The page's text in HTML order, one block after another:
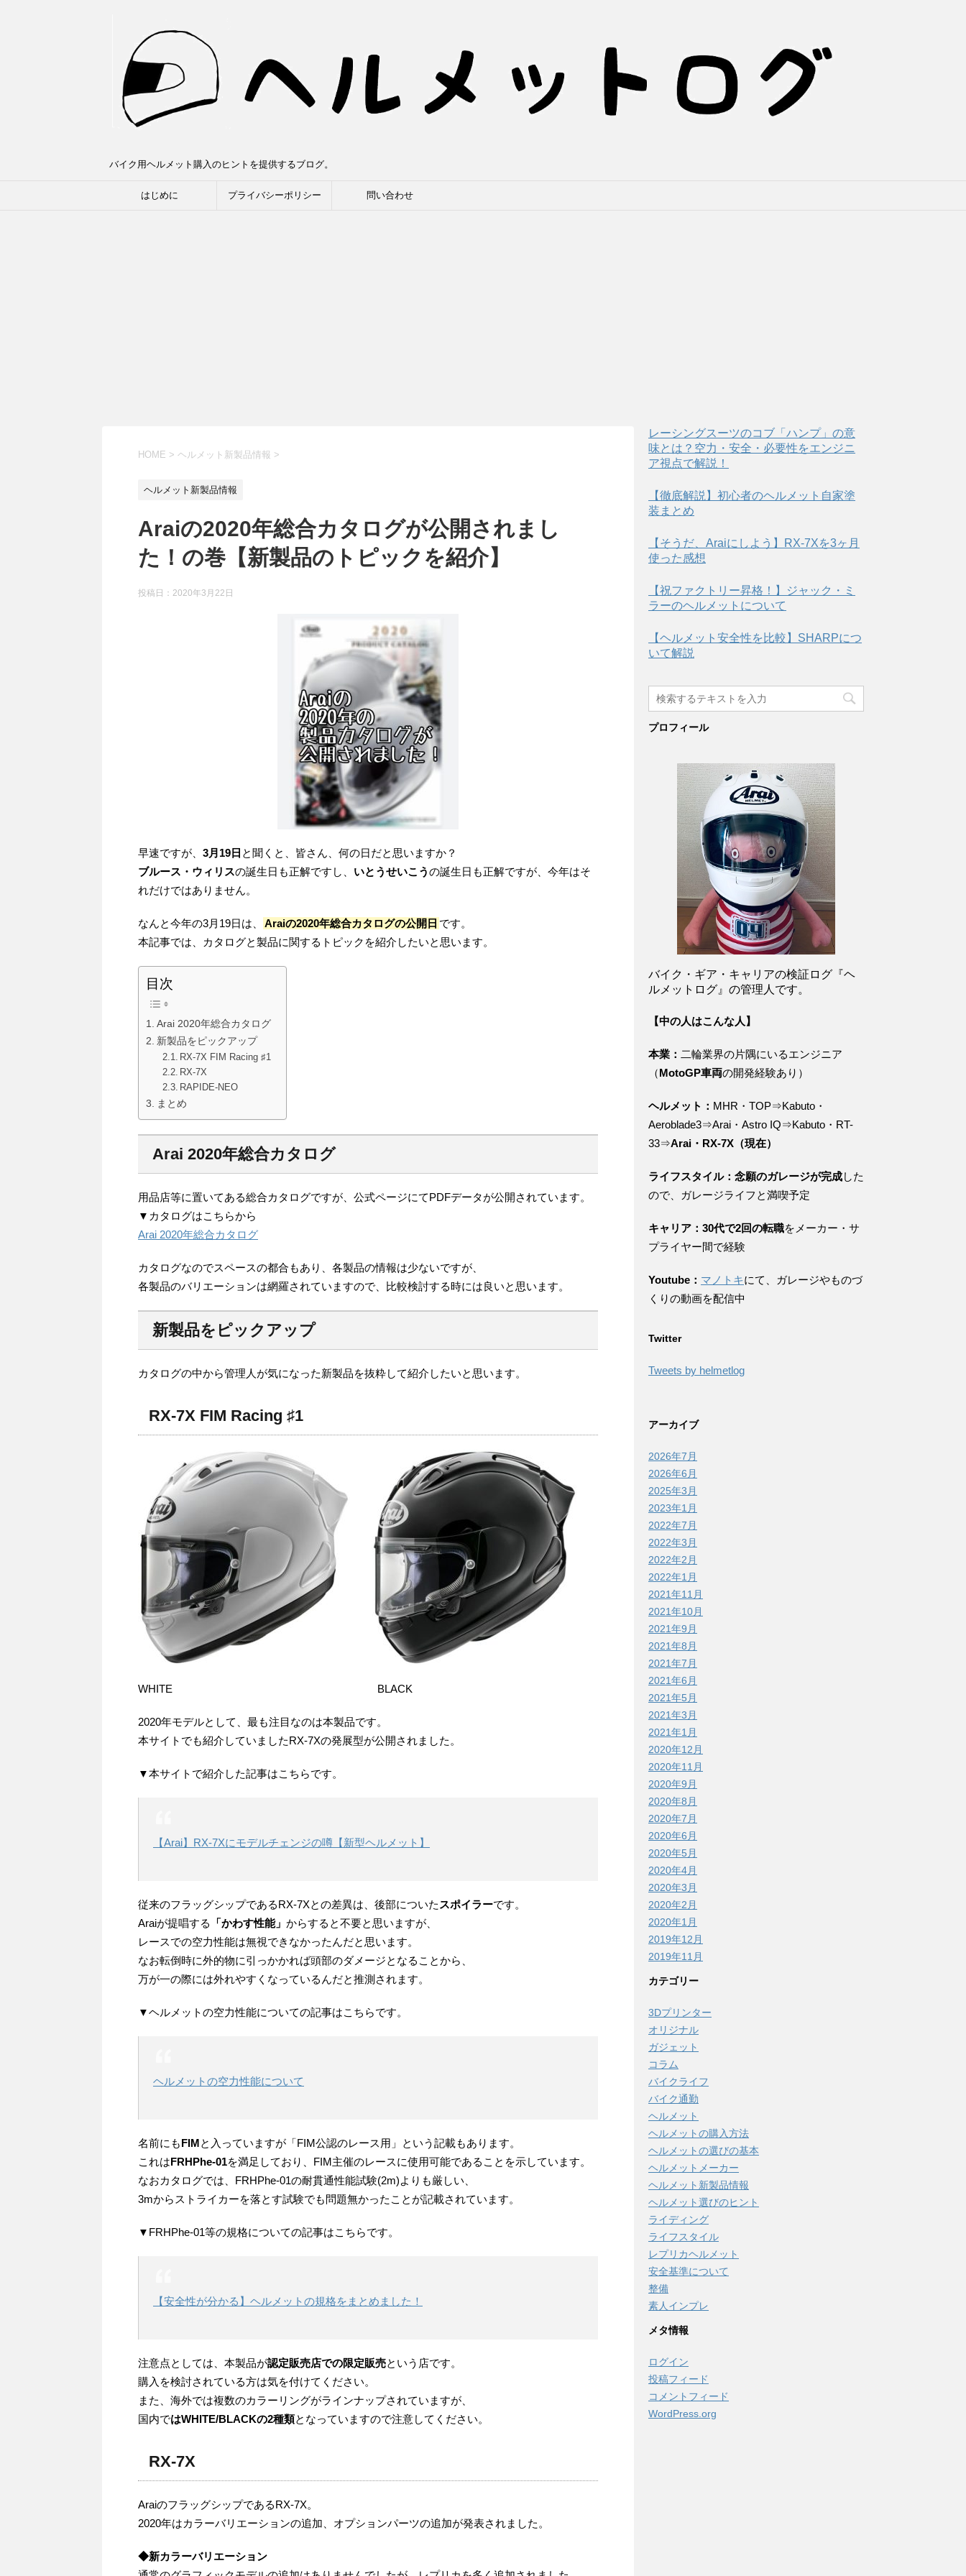
バイク用ヘルメット購入のヒントを提供するブログ。
はじめに プライバシーポリシー 問い合わせ
HOME > ヘルメット新製品情報 >
ヘルメット新製品情報
Araiの2020年総合カタログが公開されまし
た！の巻【新製品のトピックを紹介】
投稿日： 2020年3月22日
早速ですが、 3月19日 と聞くと、皆さん、何の日だと思いますか？
ブルース・ウィリスの誕生日も正解ですし、 いとうせいこうの誕生日も正解ですが、今年はそ
れだけではありません。
なんと今年の3月19日は、 Araiの2020年総合カタログの公開日 です。
本記事では、カタログと製品に関するトピックを紹介したいと思います。
目次
Arai 2020年総合カタログ
新製品をピックアップ
RX-7X FIM Racing ♯1
RX-7X
RAPIDE-NEO
まとめ
Arai 2020年総合カタログ
用品店等に置いてある総合カタログですが、公式ページにてPDFデータが公開されています。
▼カタログはこちらから
Arai 2020年総合カタログ
カタログなのでスペースの都合もあり、各製品の情報は少ないですが、
各製品のバリエーションは網羅されていますので、比較検討する時には良いと思います。
新製品をピックアップ
カタログの中から管理人が気になった新製品を抜粋して紹介したいと思います。
RX-7X FIM Racing ♯1
WHITE BLACK
2020年モデルとして、最も注目なのは本製品です。
本サイトでも紹介していましたRX-7Xの発展型が公開されました。
▼本サイトで紹介した記事はこちらです。
【Arai】RX-7Xにモデルチェンジの噂【新型ヘルメット】
従来のフラッグシップであるRX-7Xとの差異は、後部についた スポイラーです。
Araiが提唱する
「かわす性能」 からすると不要と思いますが、
レースでの空力性能は無視できなかったんだと思います。
なお転倒時に外的物に引っかかれば頭部のダメージとなることから、
万が一の際には外れやすくなっているんだと推測されます。
▼ヘルメットの空力性能についての記事はこちらです。
ヘルメットの空力性能について
名前にもFIMと入っていますが「FIM公認のレース用」という記載もあります。
これはFRHPhe-01を満足しており、FIM主催のレースに使用可能であることを示しています。
なおカタログでは、FRHPhe-01の耐貫通性能試験(2m)よりも厳しい、
3mからストライカーを落とす試験でも問題無かったことが記載されています。
▼FRHPhe-01等の規格についての記事はこちらです。
【安全性が分かる】ヘルメットの規格をまとめました！
注意点としては、本製品が認定販売店での限定販売という店です。
購入を検討されている方は気を付けてください。
また、海外では複数のカラーリングがラインナップされていますが、
国内ではWHITE/BLACKの2種類となっていますので注意してください。
RX-7X
AraiのフラッグシップであるRX-7X。
2020年はカラーバリエーションの追加、オプションパーツの追加が発表されました。
◆新カラーバリエーション
レーシングスーツのコブ「ハンプ」の意
味とは？空力・安全・必要性をエンジニ
ア視点で解説！
【徹底解説】初心者のヘルメット自家塗
装まとめ
【そうだ、Araiにしよう】RX-7Xを3ヶ月
使った感想
【祝ファクトリー昇格！】ジャック・ミ
ラーのヘルメットについて
【ヘルメット安全性を比較】SHARPにつ
いて解説
プロフィール
バイク・ギア・キャリアの検証ログ『ヘ
ルメットログ』の管理人です。
【中の人はこんな人】
本業： 二輪業界の片隅にいるエンジニア
（MotoGP車両の開発経験あり）
ヘルメット： MHR・TOP⇒Kabuto・
Aeroblade3⇒Arai・Astro IQ⇒Kabuto・RT-
33⇒Arai・RX-7X（現在）
ライフスタイル：念願のガレージが完成した
ので、ガレージライフと満喫予定
キャリア：30代で2回の転職をメーカー・サ
プライヤー間で経験
Youtube： マノトキにて、ガレージやものづ
くりの動画を配信中
Twitter
Tweets by helmetlog
アーカイブ
2026年7月
2026年6月
2025年3月
2023年1月
2022年7月
2022年3月
2022年2月
2022年1月
2021年11月
2021年10月
2021年9月
2021年8月
2021年7月
2021年6月
2021年5月
2021年3月
2021年1月
2020年12月
2020年11月
2020年9月
2020年8月
2020年7月
2020年6月
2020年5月
2020年4月
2020年3月
2020年2月
2020年1月
2019年12月
2019年11月
カテゴリー
3Dプリンター
オリジナル
ガジェット
コラム
バイクライフ
バイク通勤
ヘルメット
ヘルメットの購入方法
ヘルメットの選びの基本
ヘルメットメーカー
ヘルメット新製品情報
ヘルメット選びのヒント
ライディング
ライフスタイル
レプリカヘルメット
安全基準について
整備
素人インプレ
メタ情報
ログイン
投稿フィード
コメントフィード
WordPress.org